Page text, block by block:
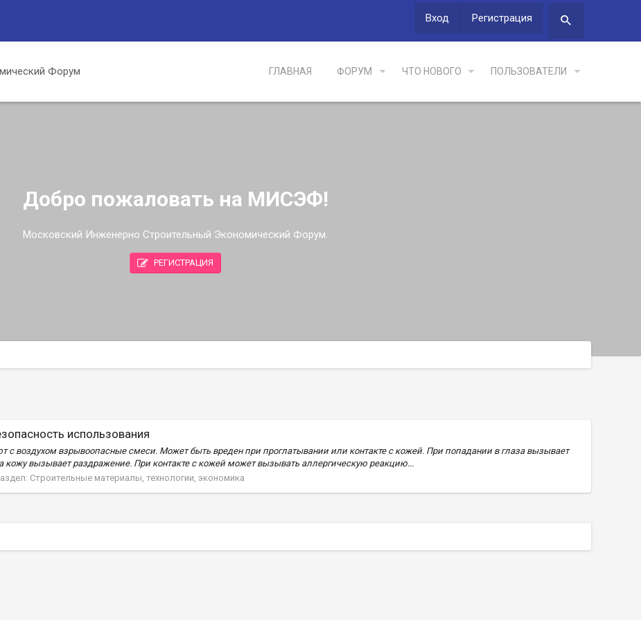
Вход Регистрация
ГЛАВНАЯ ФОРУМ ЧТО НОВОГО ПОЛЬЗОВАТЕЛИ
Добро пожаловать на МИСЭФ!
Московский Инженерно Строительный Экономический Форум.
РЕГИСТРАЦИЯ
использования
воздухом взрывоопасные смеси. Может быть вреден при проглатывании или контакте с кожей. При попадании в глаза вызывает
вызывает раздражение. При контакте с кожей может вызывать аллергическую реакцию...
Строительные материалы, технологии, экономика